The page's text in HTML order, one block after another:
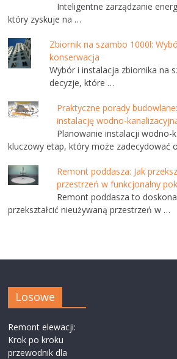
Inteligentne zarządzanie
który zyskuje na …
Zbiornik na szambo 1000l:
konserwacja
Wybór i instalacja zbiornika na
decyzje, które …
Praktyczne porady
instalację wodno-
Planowanie instalacji wodno-
kluczowy etap, który może zadecydować
Remont poddasza: Jak
przestrzeń w funkcjonalny
Remont poddasza to
przekształcić nieużywaną przestrzeń w …
Losowe
Remont elewacji:
Krok po kroku
przewodnik dla